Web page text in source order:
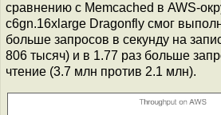
сравнению с Memcached в AWS-
c6gn.16xlarge Dragonfly смог
больше запросов в секунду на
806 тысяч) и в 1.77 раз больше
чтение (3.7 млн против 2.1 млн).